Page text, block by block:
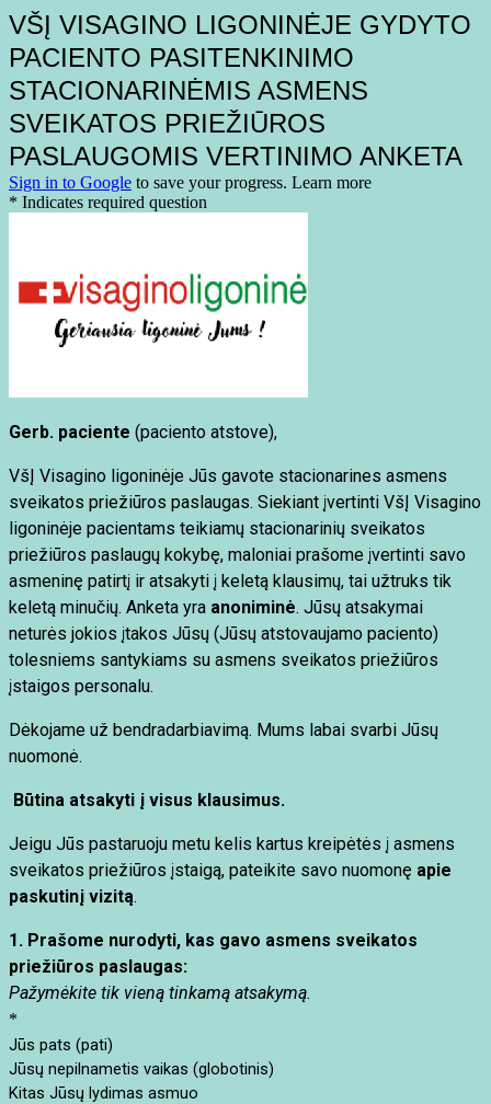
VŠĮ VISAGINO LIGONINĖJE GYDYTO
PACIENTO PASITENKINIMO
STACIONARINĖMIS ASMENS
SVEIKATOS PRIEŽIŪROS
PASLAUGOMIS VERTINIMO ANKETA
Sign in to Google to save your progress. Learn more
* Indicates required question
Gerb. paciente (paciento atstove),
VšĮ Visagino ligoninėje Jūs gavote stacionarines asmens
sveikatos priežiūros paslaugas. Siekiant įvertinti VšĮ Visagino
ligoninėje pacientams teikiamų stacionarinių sveikatos
priežiūros paslaugų kokybę, maloniai prašome įvertinti savo
asmeninę patirtį ir atsakyti į keletą klausimų, tai užtruks tik
keletą minučių. Anketa yra anoniminė. Jūsų atsakymai
neturės jokios įtakos Jūsų (Jūsų atstovaujamo paciento)
tolesniems santykiams su asmens sveikatos priežiūros
įstaigos personalu.
Dėkojame už bendradarbiavimą. Mums labai svarbi Jūsų
nuomonė.
Būtina atsakyti į visus klausimus.
Jeigu Jūs pastaruoju metu kelis kartus kreipėtės į asmens
sveikatos priežiūros įstaigą, pateikite savo nuomonę apie
paskutinį vizitą.
1. Prašome nurodyti, kas gavo asmens sveikatos
priežiūros paslaugas:
Pažymėkite tik vieną tinkamą atsakymą.
*
Jūs pats (pati)
Jūsų nepilnametis vaikas (globotinis)
Kitas Jūsų lydimas asmuo